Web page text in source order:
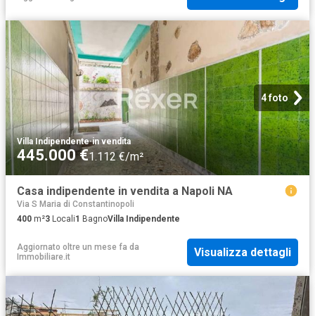
4 foto
Villa Indipendente·in vendita
445.000 €1.112 €/m²
Casa indipendente in vendita a Napoli NA
Via S Maria di Constantinopoli
400 m²3 Locali1 BagnoVilla Indipendente
Aggiornato oltre un mese fa da
Immobiliare.it
Visualizza dettagli